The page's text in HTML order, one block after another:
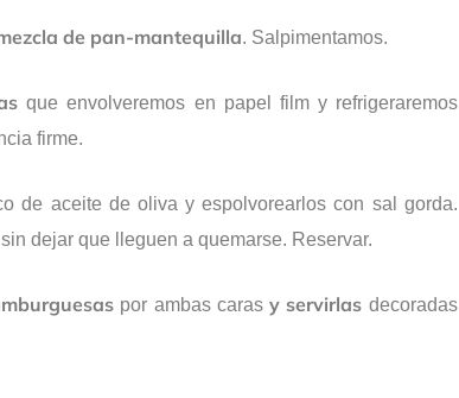
de pan-mantequilla. Salpimentamos.
que envolveremos en papel film y refrigeraremos
firme.
de aceite de oliva y espolvorearlos con sal gorda.
dejar que lleguen a quemarse. Reservar.
por ambas carasy servirlas decoradas